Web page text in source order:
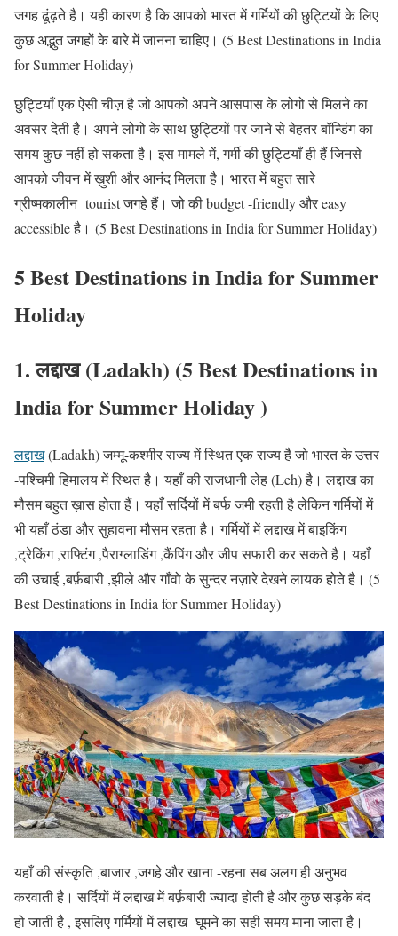
जगह ढूंढ़ते है। यही कारण है कि आपको भारत में गर्मियों की छुट्टियों के लिए
कुछ अद्भुत जगहों के बारे में जानना चाहिए। (5 Best Destinations in India
for Summer Holiday)
छुट्टियाँ एक ऐसी चीज़ है जो आपको अपने आसपास के लोगो से मिलने का
अवसर देती है। अपने लोगो के साथ छुट्टियों पर जाने से बेहतर बॉन्डिंग का
समय कुछ नहीं हो सकता है। इस मामले में, गर्मी की छुट्टियाँ ही हैं जिनसे
आपको जीवन में ख़ुशी और आनंद मिलता है। भारत में बहुत सारे
ग्रीष्मकालीन tourist जगहे हैं। जो की budget -friendly और easy
accessible है। (5 Best Destinations in India for Summer Holiday)
5 Best Destinations in India for Summer
Holiday
1. लद्दाख (Ladakh) (5 Best Destinations in
India for Summer Holiday )
लद्दाख(Ladakh) जम्मू-कश्मीर राज्य में स्थित एक राज्य है जो भारत के उत्तर
-पश्चिमी हिमालय में स्थित है। यहाँ की राजधानी लेह (Leh) है। लद्दाख का
मौसम बहुत ख़ास होता हैं। यहाँ सर्दियों में बर्फ जमी रहती है लेकिन गर्मियों में
भी यहाँ ठंडा और सुहावना मौसम रहता है। गर्मियों में लद्दाख में बाइकिंग
,ट्रेकिंग ,राफ्टिंग ,पैराग्लाडिंग ,कैंपिंग और जीप सफारी कर सकते है। यहाँ
की उचाई ,बर्फ़बारी ,झीले और गाँवो के सुन्दर नज़ारे देखने लायक होते है। (5
Best Destinations in India for Summer Holiday)
यहाँ की संस्कृति ,बाजार ,जगहे और खाना -रहना सब अलग ही अनुभव
करवाती है। सर्दियों में लद्दाख में बर्फ़बारी ज्यादा होती है और कुछ सड़के बंद
हो जाती है , इसलिए गर्मियों में लद्दाख घूमने का सही समय माना जाता है।